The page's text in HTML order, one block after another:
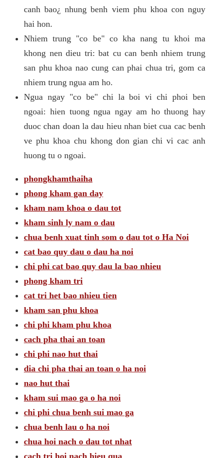
canh bao¿ nhung benh viem phu khoa con nguy
hai hon.
Nhiem trung "co be" co kha nang tu khoi ma
khong nen dieu tri: bat cu can benh nhiem trung
san phu khoa nao cung can phai chua tri, gom ca
nhiem trung ngua am ho.
Ngua ngay "co be" chi la boi vi chi phoi ben
ngoai: hien tuong ngua ngay am ho thuong hay
duoc chan doan la dau hieu nhan biet cua cac benh
ve phu khoa chu khong don gian chi vi cac anh
huong tu o ngoai.
phongkhamthaiha
phong kham gan day
kham nam khoa o dau tot
kham sinh ly nam o dau
chua benh xuat tinh som o dau tot o Ha Noi
cat bao quy dau o dau ha noi
chi phi cat bao quy dau la bao nhieu
phong kham tri
cat tri het bao nhieu tien
kham san phu khoa
chi phi kham phu khoa
cach pha thai an toan
chi phi nao hut thai
dia chi pha thai an toan o ha noi
nao hut thai
kham sui mao ga o ha noi
chi phi chua benh sui mao ga
chua benh lau o ha noi
chua hoi nach o dau tot nhat
cach tri hoi nach hieu qua